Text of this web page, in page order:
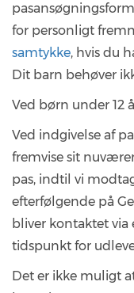
for personligt
samtykke, hvis du
Dit barn behøver
Ved børn under 12
Ved indgivelse af
fremvise sit
pas, indtil vi
efterfølgende på
bliver kontaktet
tidspunkt for
Det er ikke muligt